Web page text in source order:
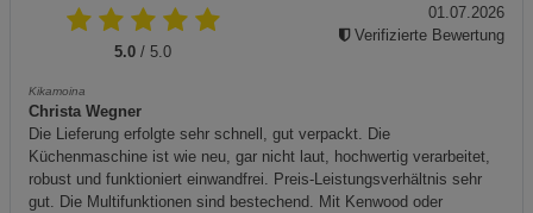
5.0 / 5.0
Kikamoina
Christa Wegner
Die Lieferung erfolgte sehr schnell, gut verpackt. Die
Küchenmaschine ist wie neu, gar nicht laut, hochwertig verarbeitet,
robust und funktioniert einwandfrei. Preis-Leistungsverhältnis sehr
gut. Die Multifunktionen sind bestechend. Mit Kenwood oder
01.07.2026
Verifizierte Bewertung